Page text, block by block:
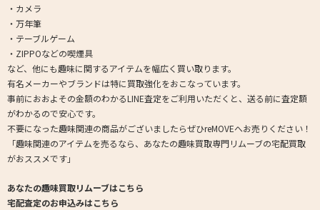
・カメラ
・万年筆
・テーブルゲーム
・ZIPPOなどの喫煙具
など、他にも趣味に関するアイテムを幅広く買い取ります。
有名メーカーやブランドは特に買取強化をおこなっています。
事前におおよその金額のわかるLINE査定をご利用いただくと、送る前に査定額
がわかるので安心です。
不要になった趣味関連の商品がございましたらぜひreMOVEへお売りください！
「趣味関連のアイテムを売るなら、あなたの趣味買取専門リムーブの宅配買取
がおススメです」
あなたの趣味買取リムーブはこちら
宅配査定のお申込みはこちら